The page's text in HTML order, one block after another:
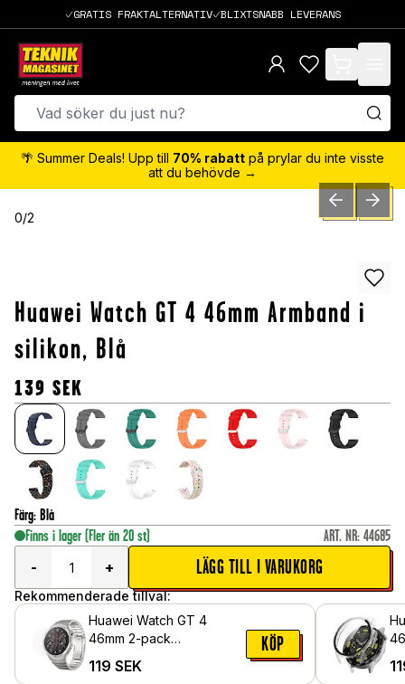
GRATIS FRAKTALTERNATIV BLIXTSNABB LEVERANS
items in cart,
🌴 Summer Deals! Upp till 70% rabatt på prylar du inte visste
att du behövde →
0/2 PREVIOUSNEXT
Huawei Watch GT 4 46mm Armband i
silikon, Blå
139 SEK
Färg: Blå
Finns i lager (Fler än 20 st) ART. NR: 44685
-
+ LÄGG TILL I VARUKORG
Rekommenderade tillval:
Huawei Watch GT 4
46mm 2-pack
119 SEK
KÖP